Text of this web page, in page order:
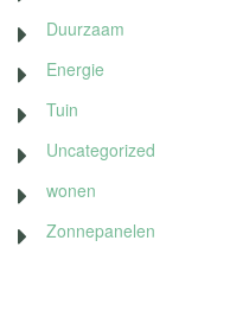
Duurzaam
Energie
Tuin
Uncategorized
wonen
Zonnepanelen